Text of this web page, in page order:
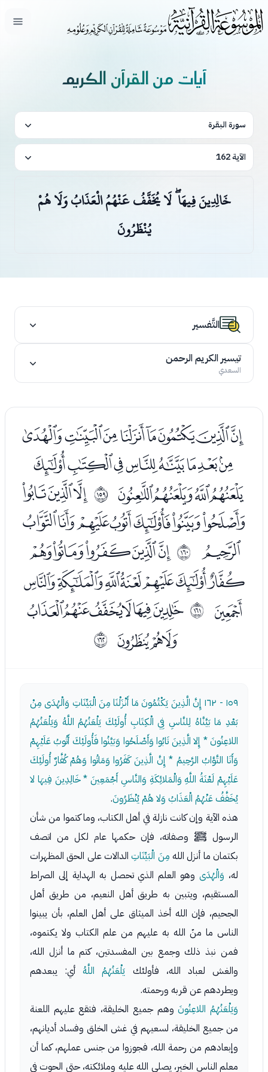
فتح
آيات من القرآن الكريم
سورة البقرة
الآية 162
خَالِدِينَ فِيهَا ۖ لَا يُخَفَّفُ عَنْهُمُ الْعَذَابُ وَلَا هُمْ
يُنْظَرُونَ
التَّفسير
تيسير الكريم الرحمن
السعدي
ﮠﮡﮢﮣﮤﮥﮦﮧ
ﮨﮩﮪﮫﮬﮭﮮﮯ
ﮰﮱﯓﯔ ﲞ ﯖﯗﯘ
ﯙﯚﯛﯜﯝﯞﯟ
ﯠ ﲟﯢﯣﯤﯥﯦ
ﯧﯨﯩﯪﯫﯬﯭ
ﯮ ﲠ ﯰﯱﯲﯳﯴﯵ
ﯶﯷﯸ ﲡ
١٥٩ - ١٦٢
إِنَّ الَّذِينَ يَكْتُمُونَ مَا أَنْزَلْنَا مِنَ الْبَيِّنَاتِ وَالْهُدَى مِنْ
بَعْدِ مَا بَيَّنَّاهُ لِلنَّاسِ فِي الْكِتَابِ أُولَئِكَ يَلْعَنُهُمُ اللَّهُ وَيَلْعَنُهُمُ
اللاعِنُونَ * إِلا الَّذِينَ تَابُوا وَأَصْلَحُوا وَبَيَّنُوا فَأُولَئِكَ أَتُوبُ عَلَيْهِمْ
وَأَنَا التَّوَّابُ الرَّحِيمُ * إِنَّ الَّذِينَ كَفَرُوا وَمَاتُوا وَهُمْ كُفَّارٌ أُولَئِكَ
عَلَيْهِمْ لَعْنَةُ اللَّهِ وَالْمَلائِكَةِ وَالنَّاسِ أَجْمَعِينَ * خَالِدِينَ فِيهَا لا
يُخَفَّفُ عَنْهُمُ الْعَذَابُ وَلا هُمْ يُنْظَرُونَ.
هذه الآية وإن كانت نازلة في أهل الكتاب، وما كتموا من شأن
الرسول ﷺ وصفاته، فإن حكمها عام لكل من اتصف
بكتمان ما أنزل الله مِنَ الْبَيِّنَاتِ الدالات على الحق المظهرات
له، وَالْهُدَىوهو العلم الذي تحصل به الهداية إلى الصراط
المستقيم، ويتبين به طريق أهل النعيم، من طريق أهل
الجحيم، فإن الله أخذ الميثاق على أهل العلم، بأن يبينوا
الناس ما منّ الله به عليهم من علم الكتاب ولا يكتموه،
فمن نبذ ذلك وجمع بين المفسدتين، كتم ما أنزل الله،
والغش لعباد الله، فأولئك يَلْعَنُهُمُ اللَّهُأي: يبعدهم
ويطردهم عن قربه ورحمته.
وَيَلْعَنُهُمُ اللاعِنُونَوهم جميع الخليقة، فتقع عليهم اللعنة
من جميع الخليقة، لسعيهم في غش الخلق وفساد أديانهم،
وإبعادهم من رحمة الله، فجوزوا من جنس عملهم، كما أن
معلم الناس الخير، يصلي الله عليه وملائكته، حتى الحوت في